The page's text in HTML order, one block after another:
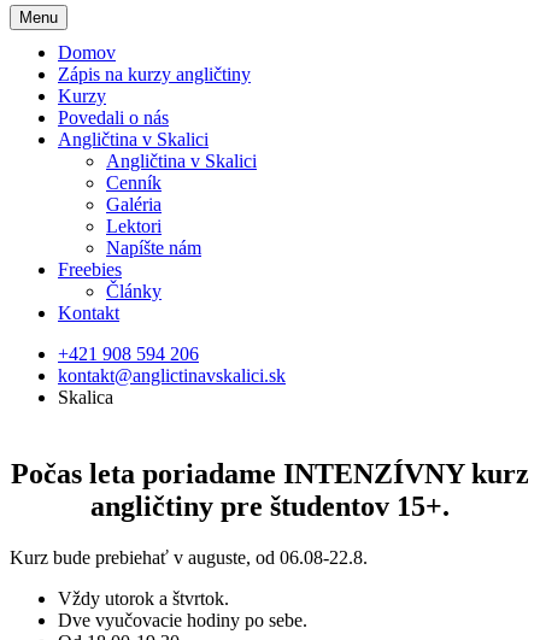
Menu
Domov
Zápis na kurzy angličtiny
Kurzy
Povedali o nás
Angličtina v Skalici
Angličtina v Skalici
Cenník
Galéria
Lektori
Napíšte nám
Freebies
Články
Kontakt
+421 908 594 206
kontakt@anglictinavskalici.sk
Skalica
Počas leta poriadame INTENZÍVNY kurz
angličtiny pre študentov 15+.
Kurz bude prebiehať v auguste, od 06.08-22.8.
Vždy utorok a štvrtok.
Dve vyučovacie hodiny po sebe.